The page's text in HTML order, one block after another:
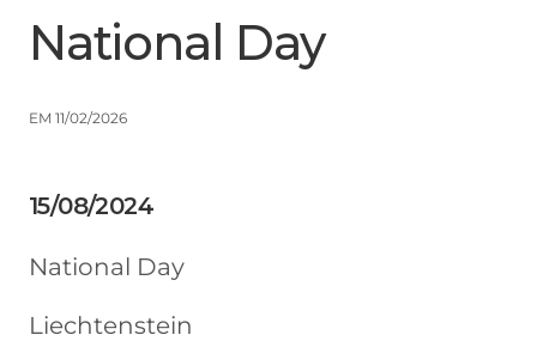
National Day
EM 11/02/2026
15/08/2024
National Day
Liechtenstein